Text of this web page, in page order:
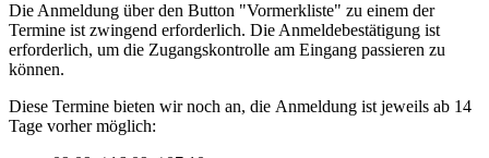
Die Anmeldung über den Button "Vormerkliste" zu einem der
Termine ist zwingend erforderlich. Die Anmeldebestätigung ist
erforderlich, um die Zugangskontrolle am Eingang passieren zu
können.
Diese Termine bieten wir noch an, die Anmeldung ist jeweils ab 14
Tage vorher möglich: